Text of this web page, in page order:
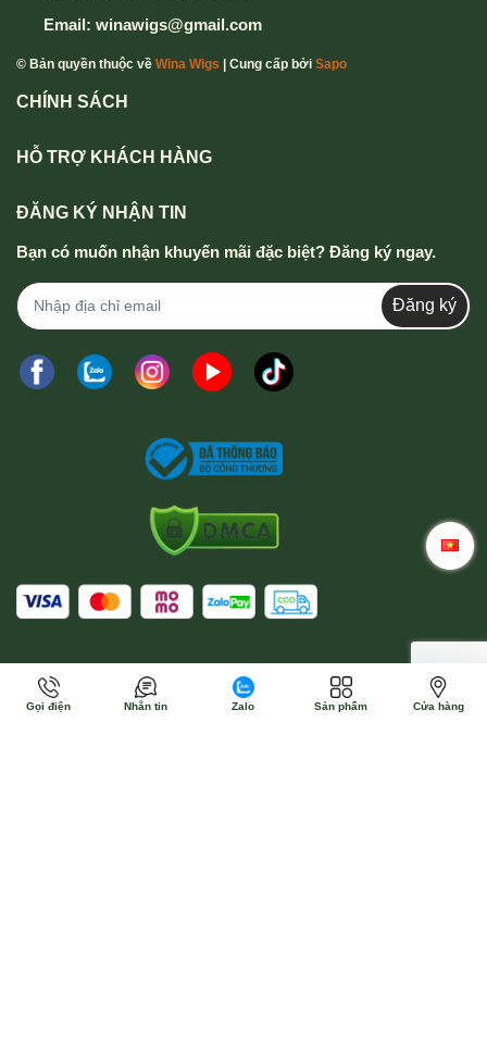
Email: winawigs@gmail.com
© Bản quyền thuộc về Wina Wigs | Cung cấp bởi Sapo
CHÍNH SÁCH
HỖ TRỢ KHÁCH HÀNG
ĐĂNG KÝ NHẬN TIN
Bạn có muốn nhận khuyến mãi đặc biệt? Đăng ký ngay.
Đăng ký
Gọi điện Nhắn tin Zalo Sản phẩm Cửa hàng